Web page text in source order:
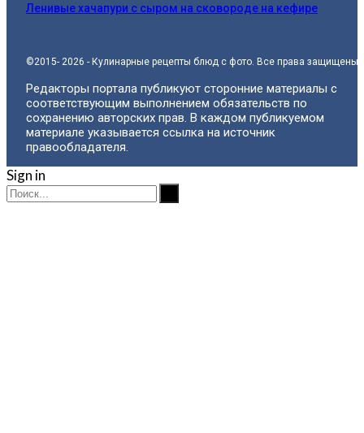
Ленивые хачапури с сыром на сковороде на кефире
©2015- 2026 - Кулинарные рецепты блюд с фото. Все права защищены.
Редакторы портала публикуют сторонние материалы с
соответствующим выполнением обязательств по
сохранению авторских прав. В каждом публикуемом
материале указывается ссылка на источник
правообладателя.
Sign in